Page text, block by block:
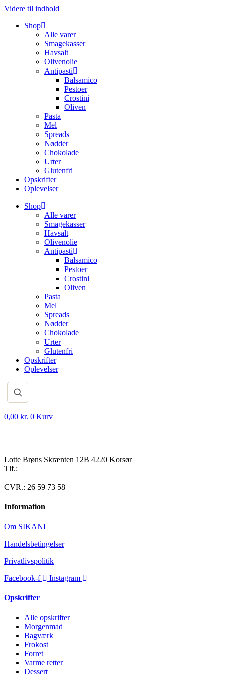
Videre til indhold
Shop
Alle varer
Smagekasser
Havsalt
Olivenolie
Antipasti
Balsamico
Pestoer
Crostini
Oliven
Pasta
Mel
Spreads
Nødder
Chokolade
Urter
Glutenfri
Opskrifter
Oplevelser
Shop
Alle varer
Smagekasser
Havsalt
Olivenolie
Antipasti
Balsamico
Pestoer
Crostini
Oliven
Pasta
Mel
Spreads
Nødder
Chokolade
Urter
Glutenfri
Opskrifter
Oplevelser
0,00 kr. 0 Kurv
Lotte Brøns Skrænten 12B 4220 Korsør
Tlf.:
CVR.: 26 59 73 58
Information
Om SIKANI
Handelsbetingelser
Privatlivspolitik
Facebook-f
Instagram
Opskrifter
Alle opskrifter
Morgenmad
Bagværk
Frokost
Forret
Varme retter
Dessert